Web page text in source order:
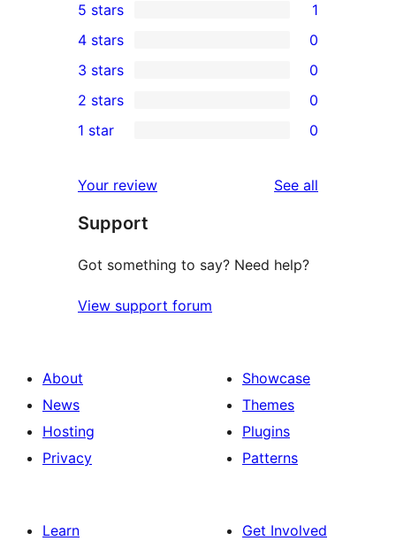
1
5-
star
review
5 stars 1
4-
star
reviews
4 stars 0
0
3-
star
3 stars 0
2-
reviews
2 stars 0
star
reviews
1 star 0
Your review See all
Support
Got something to say? Need help?
View support forum
About
News
Hosting
Privacy
Showcase
Themes
Plugins
Patterns
Learn
Get Involved